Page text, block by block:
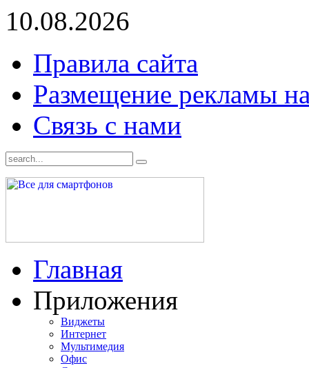
10.08.2026
Правила сайта
Размещение рекламы
Связь с нами
Главная
Приложения
Виджеты
Интернет
Мультимедия
Офис